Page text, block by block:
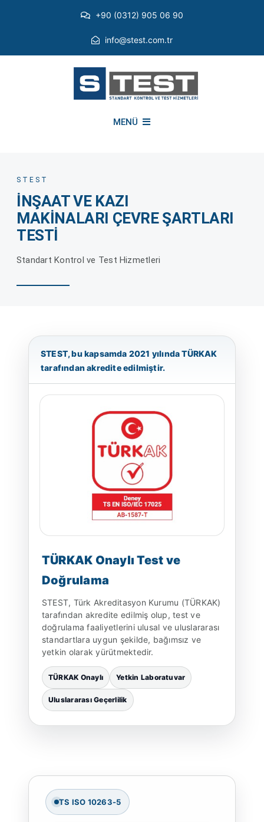
+90 (0312) 905 06 90
info@stest.com.tr
MENÜ
ÇEVRESEL TESTLER
TEST CİHAZLARI
İLETİŞİM
STEST
İNŞAAT VE KAZI
MAKİNALARI ÇEVRE ŞARTLARI
TESTİ
Standart Kontrol ve Test Hizmetleri
STEST, bu kapsamda 2021 yılında TÜRKAK
tarafından akredite edilmiştir.
TÜRKAK Onaylı Test ve
Doğrulama
STEST, Türk Akreditasyon Kurumu (TÜRKAK)
tarafından akredite edilmiş olup, test ve
doğrulama faaliyetlerini ulusal ve uluslararası
standartlara uygun şekilde, bağımsız ve
yetkin olarak yürütmektedir.
TÜRKAK Onaylı Yetkin Laboratuvar
Uluslararası Geçerlilik
TS ISO 10263-5